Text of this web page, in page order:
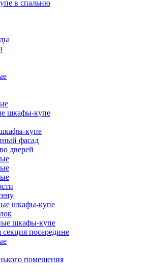
в спальню
шкафы-купе
купе
фасад
дверей
шкафы-купе
шкафы-купе
посередине
помещения